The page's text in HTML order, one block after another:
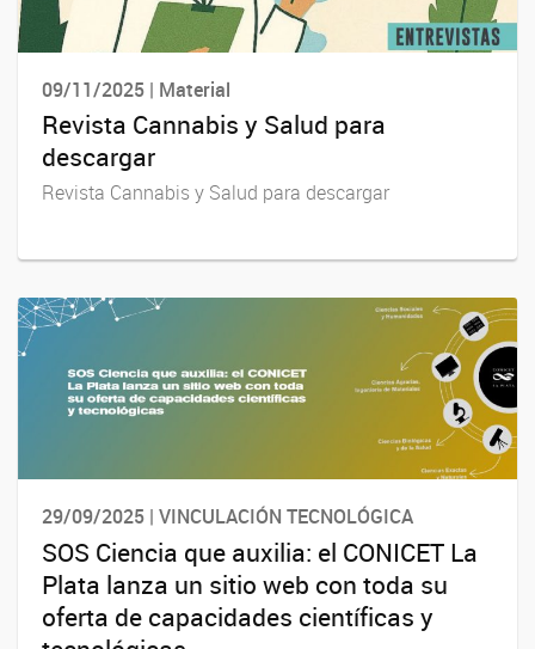
09/11/2025 | Material
Revista Cannabis y Salud para
descargar
Revista Cannabis y Salud para descargar
29/09/2025 | VINCULACIÓN TECNOLÓGICA
SOS Ciencia que auxilia: el CONICET La
Plata lanza un sitio web con toda su
oferta de capacidades científicas y